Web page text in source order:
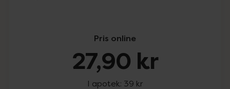
Pris online
27,90 kr
I apotek: 39 kr